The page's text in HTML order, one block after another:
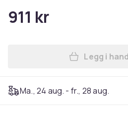
911 kr
Legg i
Ma., 24 aug. - fr., 28 aug.